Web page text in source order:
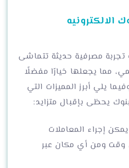
الالكترونيه
تجربة مصرفية حديثة تتماشى
مما يجعلها خيارًا مفضلًا
يلي أبرز المميزات التي
يحظى بإقبال متزايد:
إجراء المعاملات
وقت ومن أي مكان عبر